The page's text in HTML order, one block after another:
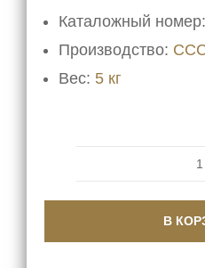
Каталожный номер:
Производство:
Вес: 5 кг
В